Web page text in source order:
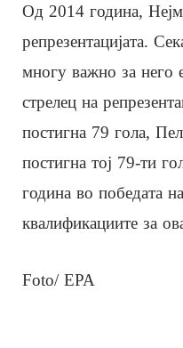
Од 2014 година,
репрезентацијата.
многу важно за него
стрелец на
постигна 79 гола,
постигна тој 79-ти
година во победата
квалификациите за
Foto/ EPA